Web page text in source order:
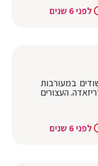
לפני 6 שנים
במעורבות
העצורים
לפני 6 שנים